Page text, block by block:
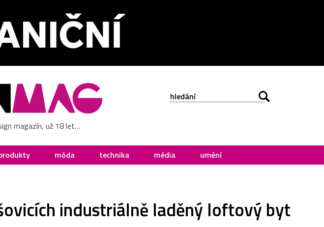
magazín, už 18 let…
móda technika média umění
industriálně laděný loftový byt